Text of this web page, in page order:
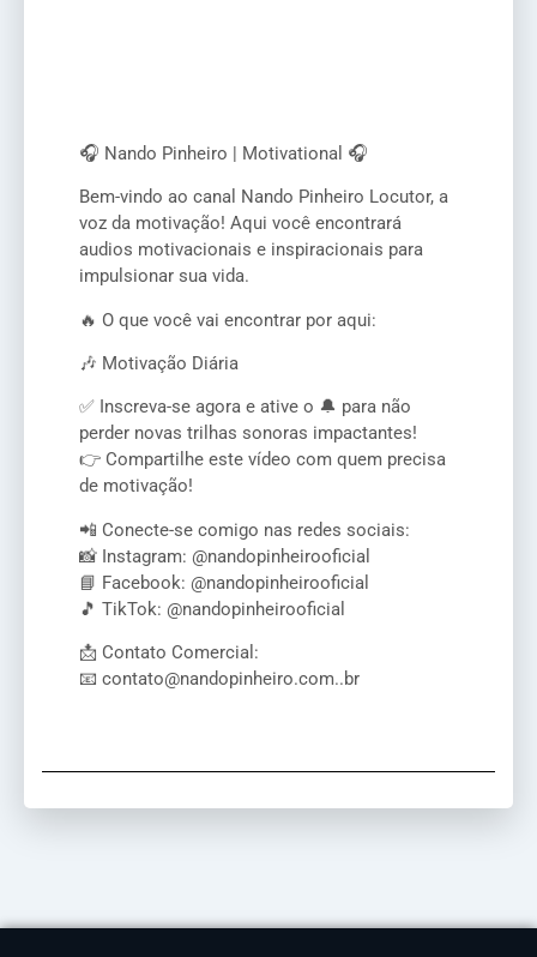
🎧 Nando Pinheiro | Motivational 🎧
Bem-vindo ao canal Nando Pinheiro Locutor, a
voz da motivação! Aqui você encontrará
audios motivacionais e inspiracionais para
impulsionar sua vida.
🔥 O que você vai encontrar por aqui:
🎶 Motivação Diária
✅ Inscreva-se agora e ative o 🔔 para não
perder novas trilhas sonoras impactantes!
👉 Compartilhe este vídeo com quem precisa
de motivação!
📲 Conecte-se comigo nas redes sociais:
📸 Instagram: @nandopinheirooficial
📘 Facebook: @nandopinheirooficial
🎵 TikTok: @nandopinheirooficial
📩 Contato Comercial:
📧 contato@nandopinheiro.com..br